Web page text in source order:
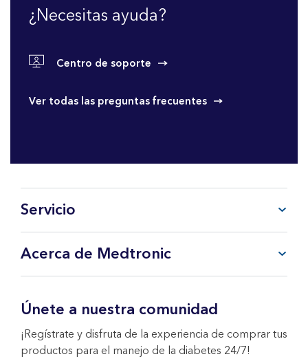
¿Necesitas ayuda?
Centro de soporte
Ver todas las preguntas frecuentes
Servicio
Mi cuenta
CareLink™ Personal
Contacta con nosotros
Acerca de Medtronic
Sobre Medtronic
Únete a nuestra comunidad
¡Regístrate y disfruta de la experiencia de comprar tus
productos para el manejo de la diabetes 24/7!